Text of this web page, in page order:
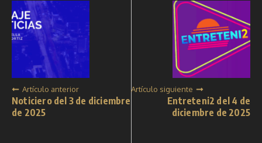
Artículo anterior
Noticiero del 3 de diciembre
de 2025
Artículo siguiente
Entreteni2 del 4 de
diciembre de 2025